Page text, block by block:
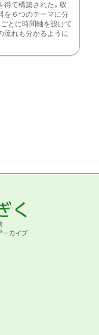
得て構築された。収
を６つのテーマに分
とに時間軸を設けて
流れも分かるように